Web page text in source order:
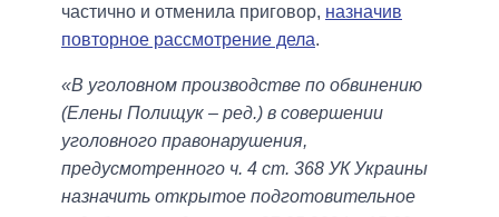
частично и отменила приговор, назначив
повторное рассмотрение дела.
«В уголовном производстве по обвинению
(Елены Полищук – ред.) в совершении
уголовного правонарушения,
предусмотренного ч. 4 ст. 368 УК Украины
назначить открытое подготовительное